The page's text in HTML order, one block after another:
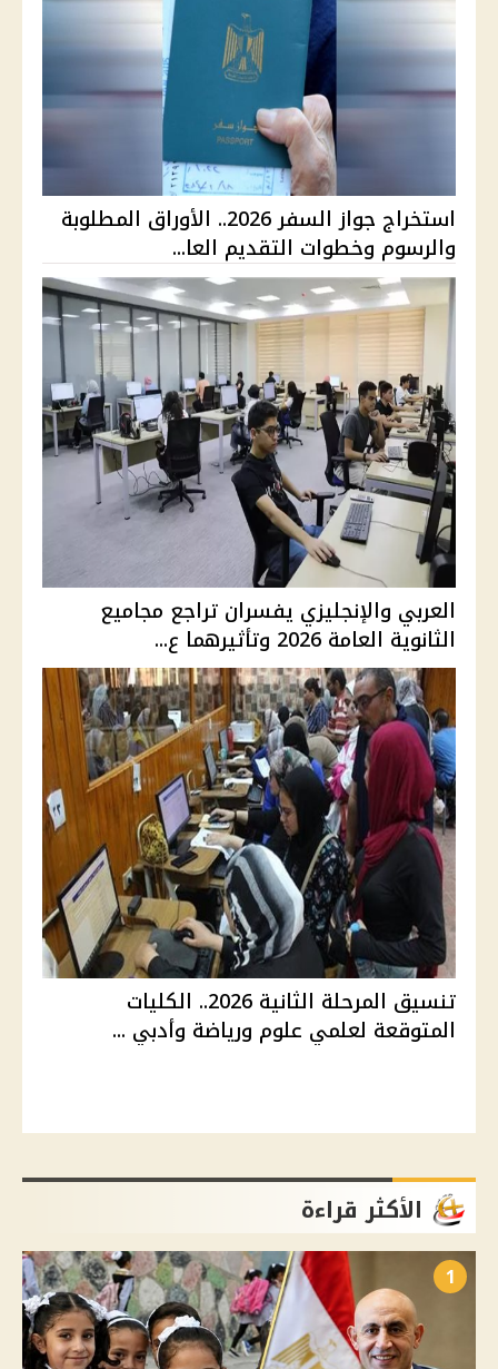
استخراج جواز السفر 2026.. الأوراق المطلوبة
والرسوم وخطوات التقديم العا...
العربي والإنجليزي يفسران تراجع مجاميع
الثانوية العامة 2026 وتأثيرهما ع...
تنسيق المرحلة الثانية 2026.. الكليات
المتوقعة لعلمي علوم ورياضة وأدبي ...
الأكثر قراءة
1